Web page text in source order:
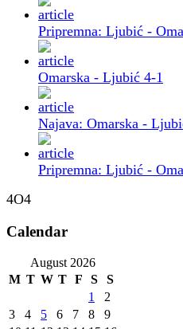
Pripremna: Ljubić -
Omarska - Ljubić 4-1
Najava: Omarska -
Pripremna: Ljubić -
4O4
Calendar
August 2026
M T W T F S S
1
2
3
4 5 6 7 8
9